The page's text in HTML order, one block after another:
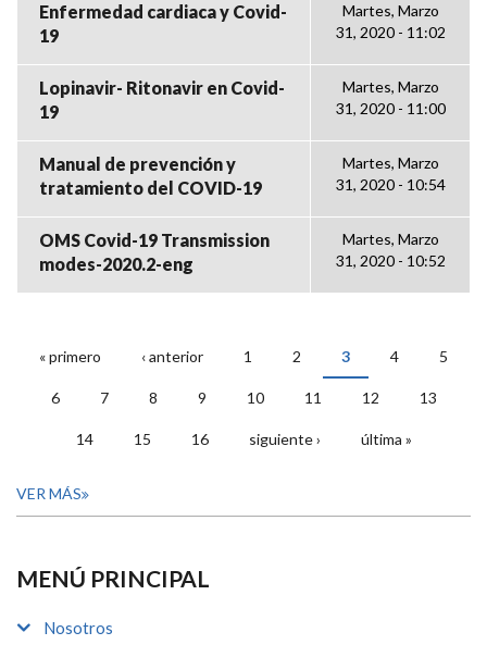
Enfermedad cardiaca y Covid-
19
Martes, Marzo
31, 2020 - 11:02
Lopinavir- Ritonavir en Covid-
19
Martes, Marzo
31, 2020 - 11:00
Manual de prevención y
tratamiento del COVID-19
Martes, Marzo
31, 2020 - 10:54
OMS Covid-19 Transmission
modes-2020.2-eng
Martes, Marzo
31, 2020 - 10:52
PÁGINAS
« primero ‹ anterior 1 2 3 4 5
6 7 8 9 10 11 12 13
14 15 16 siguiente › última »
VER MÁS
MENÚ PRINCIPAL
Nosotros